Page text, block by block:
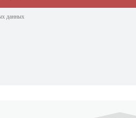
профессиональное оборудование
характеристиках, условиях
подобрать оптимальное
данных